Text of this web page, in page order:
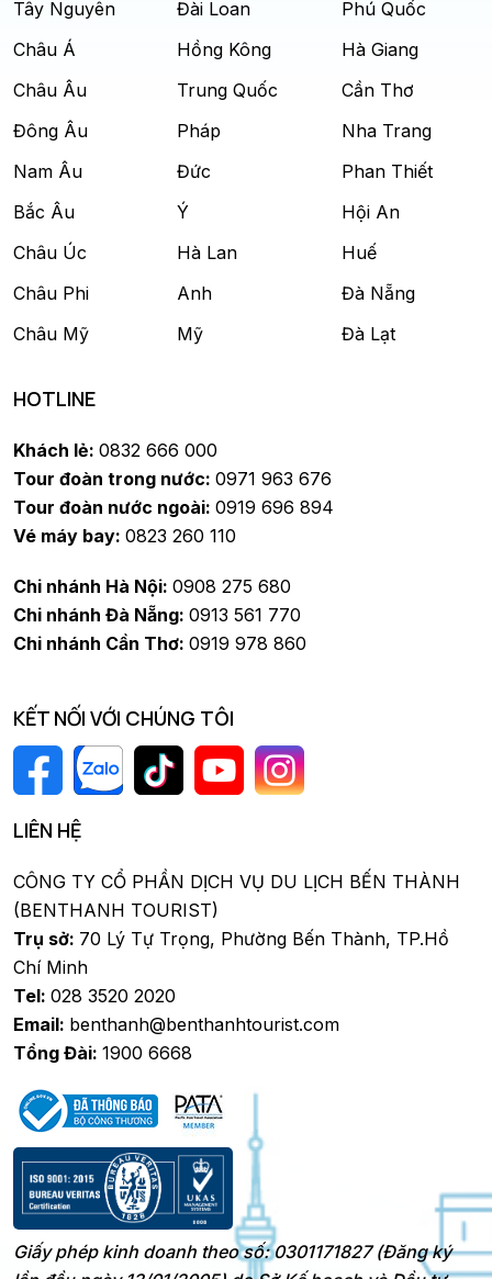
Tây Nguyên
Châu Á
Châu Âu
Đông Âu
Nam Âu
Bắc Âu
Châu Úc
Châu Phi
Châu Mỹ
Đài Loan
Hồng Kông
Trung Quốc
Pháp
Đức
Ý
Hà Lan
Anh
Mỹ
Phú Quốc
Hà Giang
Cần Thơ
Nha Trang
Phan Thiết
Hội An
Huế
Đà Nẵng
Đà Lạt
HOTLINE
Khách lẻ: 0832 666 000
Tour đoàn trong nước: 0971 963 676
Tour đoàn nước ngoài: 0919 696 894
Vé máy bay: 0823 260 110
Chi nhánh Hà Nội: 0908 275 680
Chi nhánh Đà Nẵng: 0913 561 770
Chi nhánh Cần Thơ: 0919 978 860
KẾT NỐI VỚI CHÚNG TÔI
LIÊN HỆ
CÔNG TY CỔ PHẦN DỊCH VỤ DU LỊCH BẾN THÀNH
(BENTHANH TOURIST)
Trụ sở: 70 Lý Tự Trọng, Phường Bến Thành, TP.Hồ
Chí Minh
Tel: 028 3520 2020
Email: benthanh@benthanhtourist.com
Tổng Đài: 1900 6668
Giấy phép kinh doanh theo số: 0301171827 (Đăng ký